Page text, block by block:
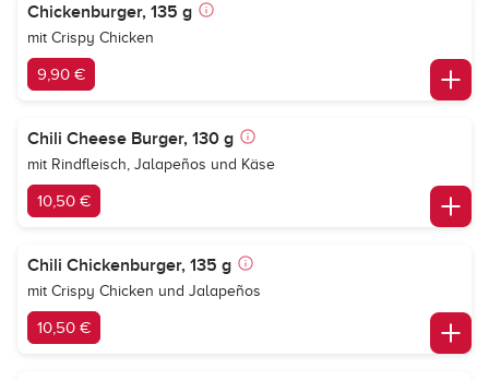
Chickenburger, 135 g
mit Crispy Chicken
9,90 €
Chili Cheese Burger, 130 g
mit Rindfleisch, Jalapeños und Käse
10,50 €
Chili Chickenburger, 135 g
mit Crispy Chicken und Jalapeños
10,50 €